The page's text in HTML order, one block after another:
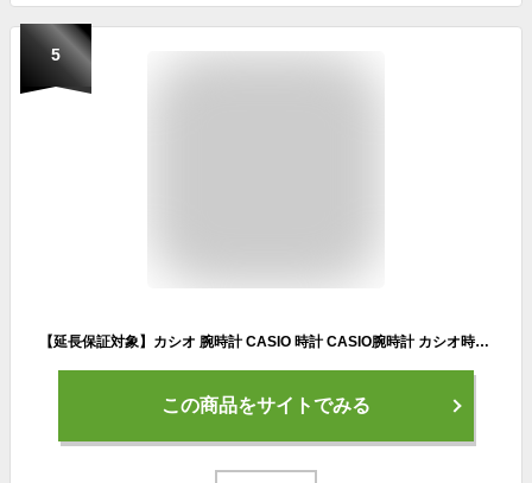
5
【延長保証対象】カシオ 腕時計 CASIO 時計 CASIO腕時計 カシオ時計 ベビージー ジースクワッド BABY-G G-SQUAD レディース BSA-B100-4A1JF ベビーG Gスクワッド アスレジャー ブルートゥース スポーツ アナログ デジタル アラーム プレゼント ギフト 新社会人 バレンタイン
この商品をサイトでみる